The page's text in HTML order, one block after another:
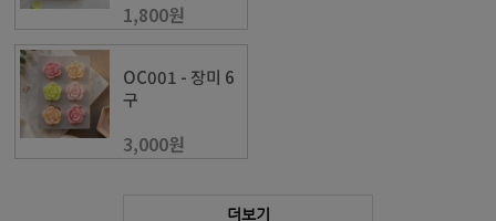
1,800원
OC001 - 장미 6
구
3,000원
더보기